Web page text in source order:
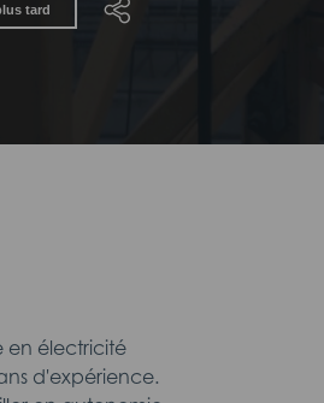
tard
en électricité
d'expérience.